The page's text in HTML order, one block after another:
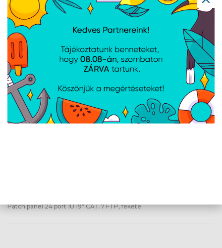
Lanberg Patch panel 24 port 1U 19"
CAT.6a UTP, szürke
Cikkszám:
Patch panel 24 port 1U 19" CAT.6a UTP, szürke
Patch panel 24 port 1U 19" CAT.7 FTP, fekete